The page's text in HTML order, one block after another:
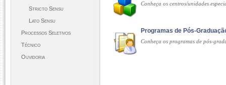
Stricto Sensu
Lato Sensu
Processos Seletivos
Técnico
Ouvidoria
Conheça os centros/unidades
Programas de Pós-
Conheça os programas de pós-